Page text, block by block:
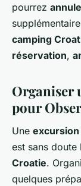
pourrez
camping
réservation,
Organiser
pour
Une excursion
est sans
Croatie.
quelques